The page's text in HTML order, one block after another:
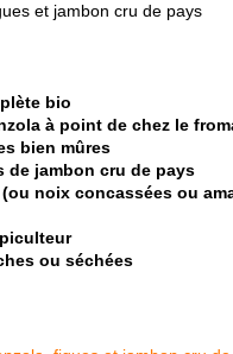
et jambon cru de pays
bio
à point de chez le
bien mûres
de jambon cru de pays
noix concassées ou
ou séchées